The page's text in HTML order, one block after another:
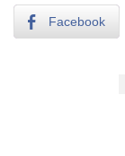
Facebook